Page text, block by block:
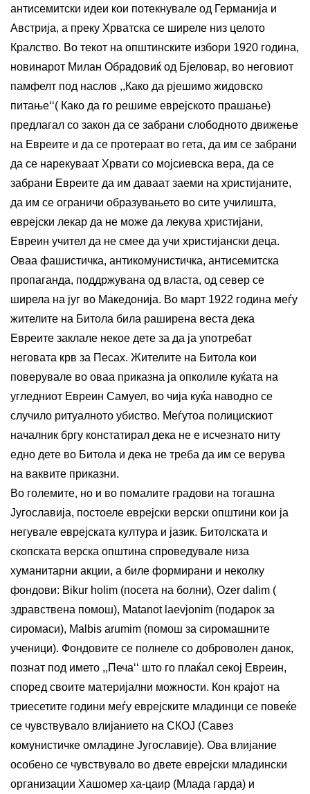
антисемитски идеи кои потекнувале од Германија и
Австрија, а преку Хрватска се ширеле низ целото
Кралство. Во текот на општинските избори 1920 година,
новинарот Милан Обрадовиќ од Бјеловар, во неговиот
памфелт под наслов ,,Како да рјешимо жидовско
питање‘‘( Како да го решиме еврејското прашање)
предлагал со закон да се забрани слободното движење
на Евреите и да се протераат во гета, да им се забрани
да се нарекуваат Хрвати со мојсиевска вера, да се
забрани Евреите да им даваат заеми на христијаните,
да им се ограничи образувањето во сите училишта,
еврејски лекар да не може да лекува христијани,
Евреин учител да не смее да учи христијански деца.
Оваа фашистичка, антикомунистичка, антисемитска
пропаганда, поддржувана од власта, од север се
ширела на југ во Македонија. Во март 1922 година меѓу
жителите на Битола била раширена веста дека
Евреите заклале некое дете за да ја употребат
неговата крв за Песах. Жителите на Битола кои
поверувале во оваа приказна ја опколиле куќата на
угледниот Евреин Самуел, во чија куќа наводно се
случило ритуалното убиство. Меѓутоа полицискиот
началник бргу констатирал дека не e исчезнато ниту
едно дете во Битола и дека не треба да им се верува
на ваквите приказни.
Во големите, но и во помалите градови на тогашна
Југославија, постоеле еврејски верски општини кои ја
негувале еврејската култура и јазик. Битолската и
скопската верска општина спроведувале низа
хуманитарни акции, а биле формирани и неколку
фондови: Bikur holim (посета на болни), Ozer dalim (
здравствена помош), Matanot laevjonim (подарок за
сиромаси), Malbis arumim (помош за сиромашните
ученици). Фондовите се полнеле со доброволен данок,
познат под името ,,Печа‘‘ што го плаќал секој Евреин,
според своите материјални можности. Кон крајот на
триесетите години меѓу еврејските младинци се повеќе
се чувствувало влијанието на СКОЈ (Савез
комунистичке омладине Југославије). Ова влијание
особено се чувствувало во двете еврејски младински
организации Хашомер ха-цаир (Млада гарда) и